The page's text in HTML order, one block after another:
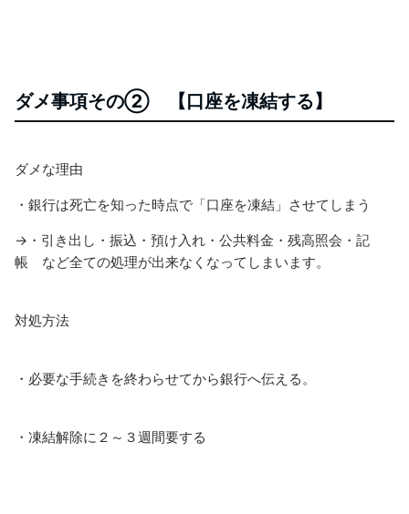
ダメ事項その② 【口座を凍結する】
ダメな理由
・銀行は死亡を知った時点で 「口座を凍結」 させてしまう
→ ・引き出し・振込・預け入れ ・公共料金・残高照会・記
帳 など全ての処理が出来なくなってしまいます。
対処方法
・必要な手続きを終わらせてから銀行へ伝える。
・凍結解除に２～３週間要する